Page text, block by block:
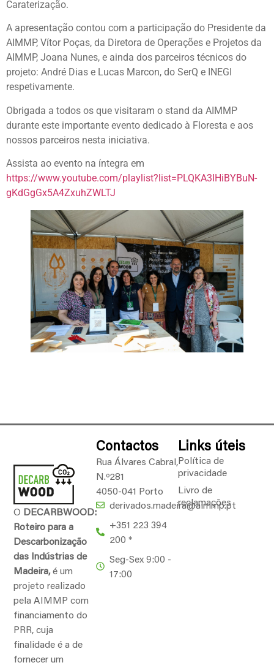
Caraterização.
A apresentação contou com a participação do Presidente da
AIMMP, Vítor Poças, da Diretora de Operações e Projetos da
AIMMP, Joana Nunes, e ainda dos parceiros técnicos do
projeto: André Dias e Lucas Marcon, do SerQ e INEGI
respetivamente.
Obrigada a todos os que visitaram o stand da AIMMP
durante este importante evento dedicado à Floresta e aos
nossos parceiros nesta iniciativa.
Assista ao evento na íntegra em
https://www.youtube.com/playlist?list=PLQKA3IHiBYBuN-
gKdGgGx5A4ZxuhZWLTJ
O DECARBWOOD:
Roteiro para a
Descarbonização
das Indústrias de
Madeira,é um
projeto realizado
pela AIMMP com
financiamento do
PRR, cuja
finalidade é a de
fornecer um
Links úteis
Política de
privacidade
Livro de
reclamações
Contactos
Rua Álvares Cabral,
N.º281
4050-041 Porto
derivados.madeira@aimmp.pt
+351 223 394
200 *
Seg-Sex 9:00 -
17:00